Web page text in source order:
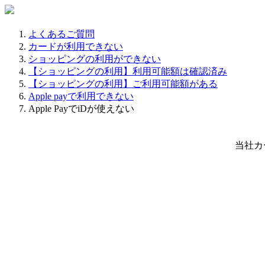
よくあるご質問
カードが利用できない
ショッピングの利用ができない
【ショッピングの利用】利用可能額は確認済み
【ショッピングの利用】ご利用可能額がある
Apple payで利用できない
Apple PayでiDが使えない
当社カ